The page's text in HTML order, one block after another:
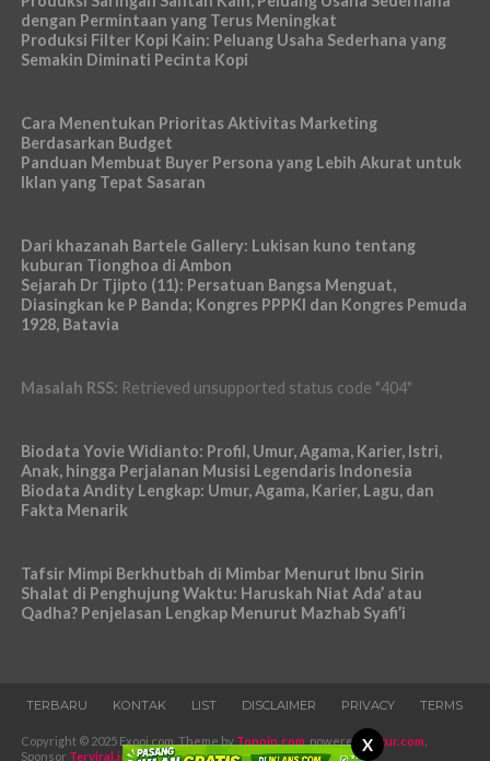
X
dengan Permintaan yang Terus Meningkat
Produksi Filter Kopi Kain: Peluang Usaha Sederhana yang
Semakin Diminati Pecinta Kopi
Cara Menentukan Prioritas Aktivitas Marketing
Berdasarkan Budget
Panduan Membuat Buyer Persona yang Lebih Akurat untuk
Iklan yang Tepat Sasaran
Dari khazanah Bartele Gallery: Lukisan kuno tentang
kuburan Tionghoa di Ambon
Sejarah Dr Tjipto (11): Persatuan Bangsa Menguat,
Diasingkan ke P Banda; Kongres PPPKI dan Kongres Pemuda
1928, Batavia
Masalah RSS: Retrieved unsupported status code "404"
Biodata Yovie Widianto: Profil, Umur, Agama, Karier, Istri,
Anak, hingga Perjalanan Musisi Legendaris Indonesia
Biodata Andity Lengkap: Umur, Agama, Karier, Lagu, dan
Fakta Menarik
Tafsir Mimpi Berkhutbah di Mimbar Menurut Ibnu Sirin
Shalat di Penghujung Waktu: Haruskah Niat Ada’ atau
Qadha? Penjelasan Lengkap Menurut Mazhab Syafi’i
TERBARU KONTAK LIST DISCLAIMER PRIVACY TERMS
Copyright © 2025 Exooi.com. Theme by Topoin.com , poweredPugur.com
Sponsor Terviral.id-Iklans.com.